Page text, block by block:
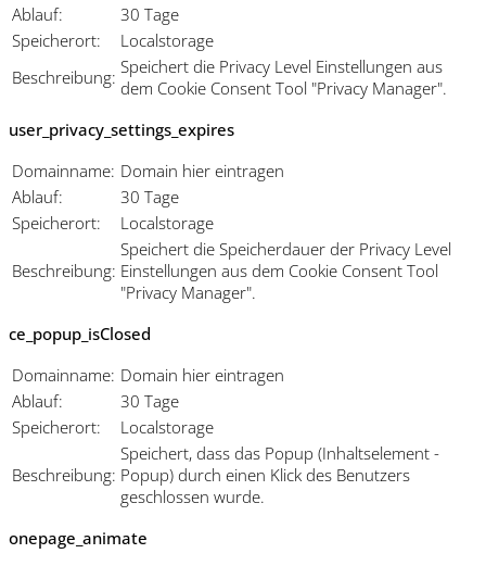
Ablauf:
30 Tage
Speicherort:
Localstorage
Beschreibung: Speichert die Privacy Level Einstellungen aus
dem Cookie Consent Tool "Privacy Manager".
user_privacy_settings_expires
Domainname: Domain hier eintragen
Ablauf:
30 Tage
Speicherort:
Localstorage
Beschreibung:
Speichert die Speicherdauer der Privacy Level
Einstellungen aus dem Cookie Consent Tool
"Privacy Manager".
ce_popup_isClosed
Domainname: Domain hier eintragen
Ablauf:
30 Tage
Speicherort:
Localstorage
Beschreibung:
Speichert, dass das Popup (Inhaltselement -
Popup) durch einen Klick des Benutzers
geschlossen wurde.
onepage_animate